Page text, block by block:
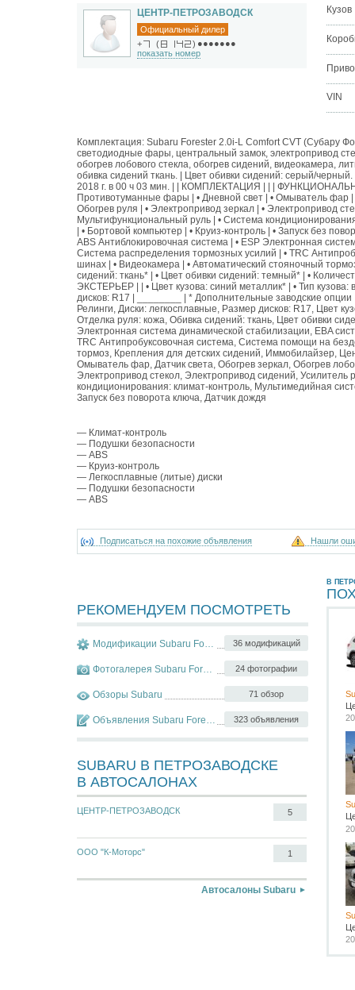
ЦЕНТР-ПЕТРОЗАВОДСК
Официальный дилер
+
( ) ●●●●●●●
показать номер
Кузов
VIN
Комплектация: Subaru Forester 2.0i-L Comfort CVT (Субару
светодиодные фары, центральный замок, электропривод
обогрев лобового стекла, обогрев сидений, видеокамера,
обивка сидений ткань. | Цвет обивки сидений: серый/
2018 г. в 00 ч 03 мин. | | КОМПЛЕКТАЦИЯ | | |
Противотуманные фары | • Дневной свет | • Омыватель фар |
Обогрев руля | • Электропривод зеркал | • Электропривод
Мультифункциональный руль | • Система
| • Бортовой компьютер | • Круиз-контроль | • Запуск без
ABS Антиблокировочная система | • ESP Электронная
Система распределения тормозных усилий | • TRC
шинах | • Видеокамера | • Автоматический стояночный
сидений: ткань* | • Цвет обивки сидений: темный* | •
ЭКСТЕРЬЕР | | • Цвет кузова: синий металлик* | • Тип кузова:
дисков: R17 | ________ | * Дополнительные заводские
Релинги, Диски: легкосплавные, Размер дисков: R17, Цвет
Отделка руля: кожа, Обивка сидений: ткань, Цвет обивки
Электронная система динамической стабилизации, EBA
TRC Антипробуксовочная система, Система помощи на
тормоз, Крепления для детских сидений, Иммобилайзер,
Омыватель фар, Датчик света, Обогрев зеркал, Обогрев
Электропривод стекол, Электропривод сидений,
кондиционирования: климат-контроль, Мультимедийная
Запуск без поворота ключа, Датчик дождя
— Климат-контроль
— Подушки безопасности
— ABS
— Круиз-контроль
— Легкосплавные (литые) диски
— Подушки безопасности
— ABS
Подписаться на похожие объявления Нашли
РЕКОМЕНДУЕМ ПОСМОТРЕТЬ
36 модификаций
Модификации Subaru Forester
24 фотографии
Фотогалерея Subaru Forester
71 обзор
Обзоры Subaru
323 объявления
Объявления Subaru Forester
SUBARU В ПЕТРОЗАВОДСКЕ
В АВТОСАЛОНАХ
ЦЕНТР-ПЕТРОЗАВОДСК 5
ООО "К-Моторс" 1
Автосалоны Subaru
В